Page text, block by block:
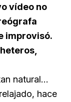
vídeo no
improvisó.
natural…
hace